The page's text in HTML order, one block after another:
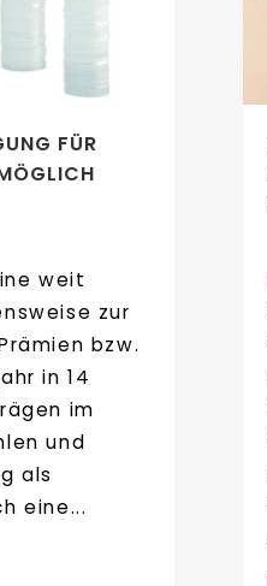
FÜR
weit
zur
bzw.
in 14
im
und
als
eine...